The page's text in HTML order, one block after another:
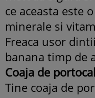
ce aceasta este
minerale si
Freaca usor
banana timp de
Coaja de
Tine coaja de